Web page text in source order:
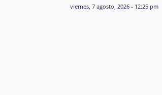
viernes, 7 agosto, 2026 - 12:25 pm